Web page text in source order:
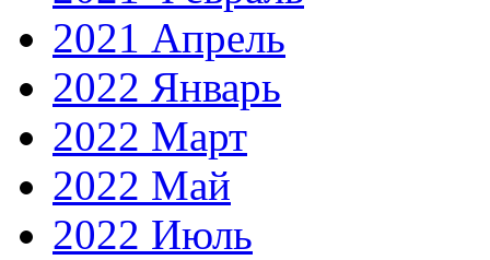
2021 Апрель
2022 Январь
2022 Март
2022 Май
2022 Июль